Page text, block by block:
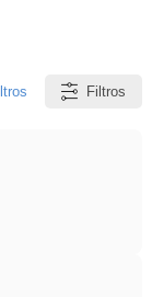
Filtros